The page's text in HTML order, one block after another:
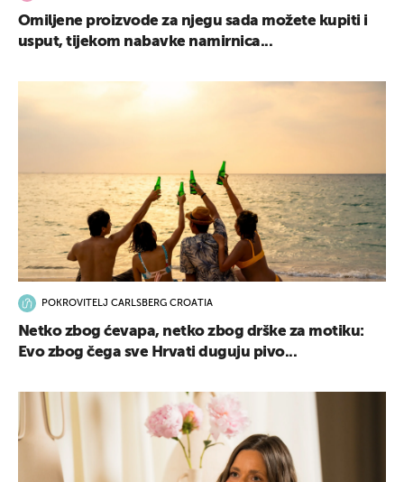
Omiljene proizvode za njegu sada možete kupiti i
usput, tijekom nabavke namirnica...
POKROVITELJ CARLSBERG CROATIA
Netko zbog ćevapa, netko zbog drške za motiku:
Evo zbog čega sve Hrvati duguju pivo...